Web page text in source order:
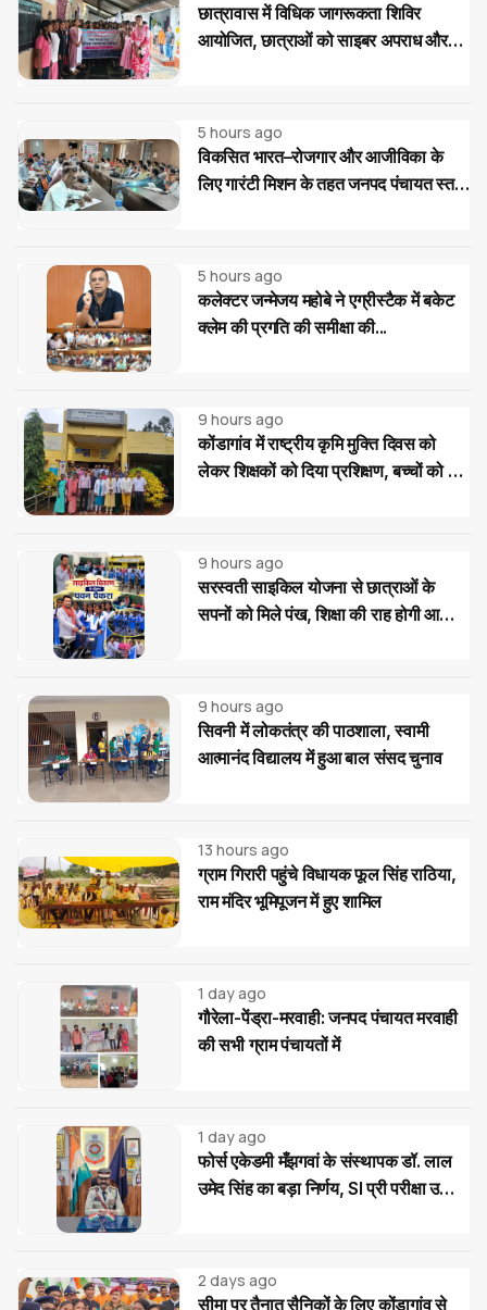
छात्रावास में विधिक जागरूकता शिविर
आयोजित, छात्राओं को साइबर अपराध और
5 hours ago
विकसित भारत–रोजगार और आजीविका के
लिए गारंटी मिशन के तहत जनपद पंचायत स्तर
5 hours ago
कलेक्टर जन्मेजय महोबे ने एग्रीस्टैक में बकेट
क्लेम की प्रगति की समीक्षा की...
9 hours ago
कोंडागांव में राष्ट्रीय कृमि मुक्ति दिवस को
लेकर शिक्षकों को दिया प्रशिक्षण, बच्चों को दवा
9 hours ago
सरस्वती साइकिल योजना से छात्राओं के
सपनों को मिले पंख, शिक्षा की राह होगी आसान:
9 hours ago
सिवनी में लोकतंत्र की पाठशाला, स्वामी
आत्मानंद विद्यालय में हुआ बाल संसद चुनाव
13 hours ago
ग्राम गिरारी पहुंचे विधायक फूल सिंह राठिया,
राम मंदिर भूमिपूजन में हुए शामिल
1 day ago
गौरेला-पेंड्रा-मरवाही: जनपद पंचायत मरवाही
की सभी ग्राम पंचायतों में
1 day ago
फोर्स एकेडमी मँझगवां के संस्थापक डॉ. लाल
उमेद सिंह का बड़ा निर्णय, SI प्री परीक्षा उत्तीर्ण
2 days ago
सीमा पर तैनात सैनिकों के लिए कोंडागांव से